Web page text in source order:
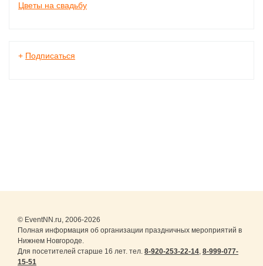
Цветы на свадьбу
+ Подписаться
© EventNN.ru, 2006-2026
Полная информация об организации праздничных мероприятий в
Нижнем Новгороде.
Для посетителей старше 16 лет. тел. 8-920-253-22-14, 8-999-077-
15-51